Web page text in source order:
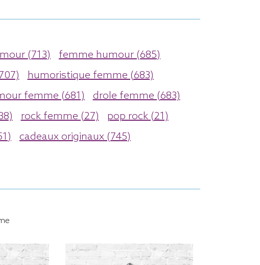
(713)
femme humour (685)
humoristique femme (683)
femme (681)
drole femme (683)
rock femme (27)
pop rock (21)
cadeaux originaux (745)